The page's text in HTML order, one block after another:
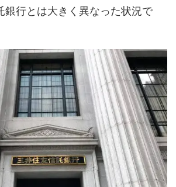
銀行とは大きく異なった状況で